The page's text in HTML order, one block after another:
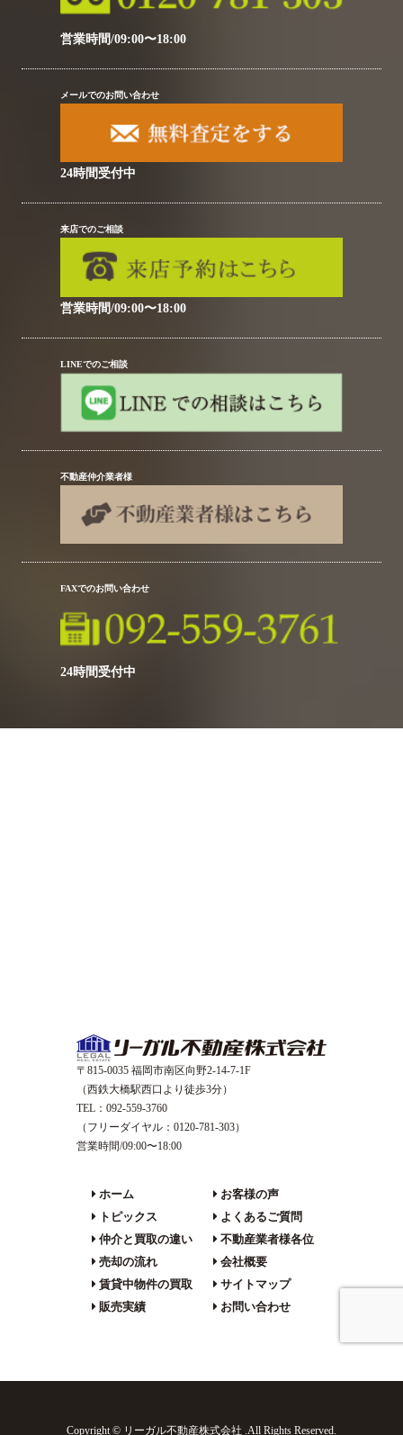
営業時間/09:00〜18:00
メールでのお問い合わせ
24時間受付中
来店でのご相談
営業時間/09:00〜18:00
LINEでのご相談
不動産仲介業者様
FAXでのお問い合わせ
24時間受付中
〒815-0035 福岡市南区向野2-14-7-1F
（西鉄大橋駅西口より徒歩3分）
TEL：092-559-3760
（フリーダイヤル：0120-781-303）
営業時間/09:00〜18:00
ホーム
トピックス
仲介と買取の違い
売却の流れ
賃貸中物件の買取
販売実績
お客様の声
よくあるご質問
不動産業者様各位
会社概要
サイトマップ
お問い合わせ
Copyright © リーガル不動産株式会社 .All Rights Reserved.